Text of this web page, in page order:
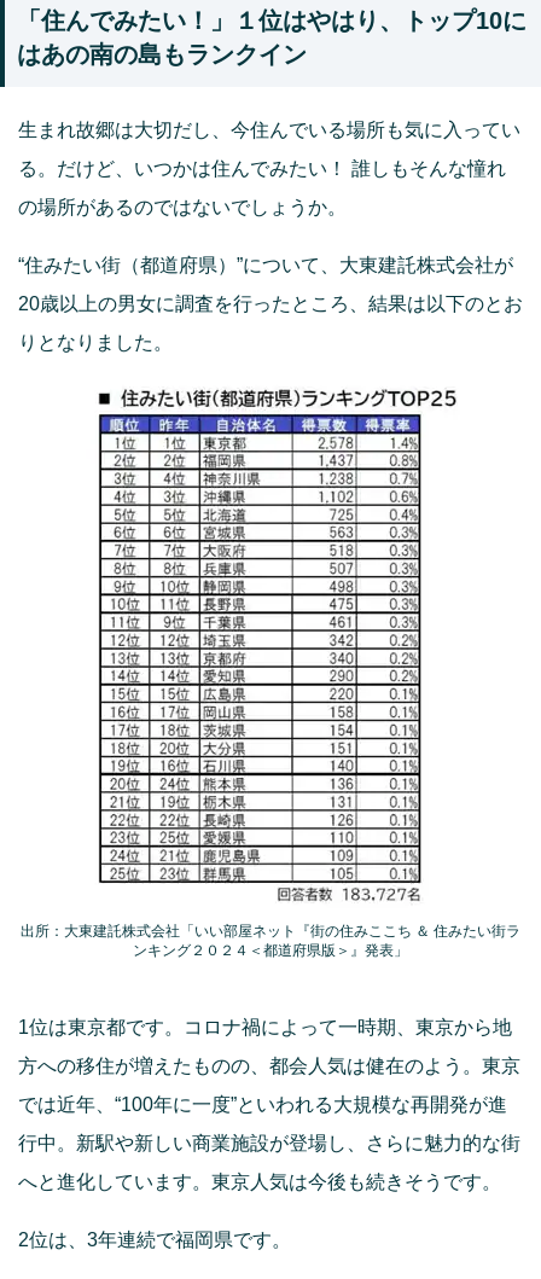
「住んでみたい！」１位はやはり、トップ10に
はあの南の島もランクイン
生まれ故郷は大切だし、今住んでいる場所も気に入ってい
る。だけど、いつかは住んでみたい！ 誰しもそんな憧れ
の場所があるのではないでしょうか。
“住みたい街（都道府県）”について、大東建託株式会社が
20歳以上の男女に調査を行ったところ、結果は以下のとお
りとなりました。
出所：大東建託株式会社「いい部屋ネット『街の住みここち ＆ 住みたい街ラ
ンキング２０２４＜都道府県版＞』発表」
1位は東京都です。コロナ禍によって一時期、東京から地
方への移住が増えたものの、都会人気は健在のよう。東京
では近年、“100年に一度”といわれる大規模な再開発が進
行中。新駅や新しい商業施設が登場し、さらに魅力的な街
へと進化しています。東京人気は今後も続きそうです。
2位は、3年連続で福岡県です。